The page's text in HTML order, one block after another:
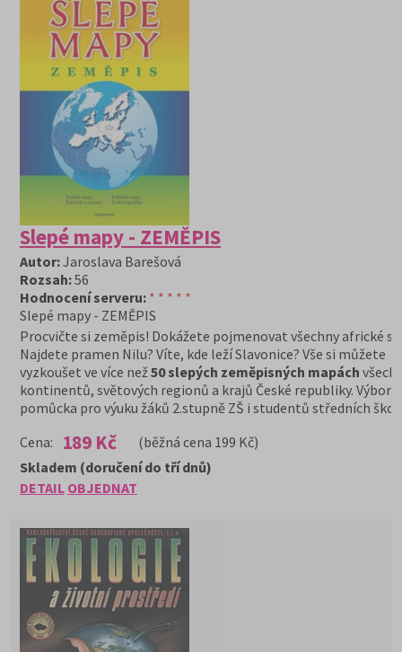
Slepé mapy - ZEMĚPIS
Autor:Jaroslava Barešová
Rozsah:56
Hodnocení serveru: * * * * *
Slepé mapy - ZEMĚPIS
Procvičte si zeměpis! Dokážete pojmenovat všechny africké
Najdete pramen Nilu? Víte, kde leží Slavonice? Vše si můžete
vyzkoušet ve více než50 slepých zeměpisných mapách všech
kontinentů, světových regionů a krajů České republiky.
pomůcka pro výuku žáků 2.stupně ZŠ i studentů středních škol.
Cena:
189 Kč (běžná cena 199 Kč)
DETAIL OBJEDNAT
Skladem (doručení do tří dnů)